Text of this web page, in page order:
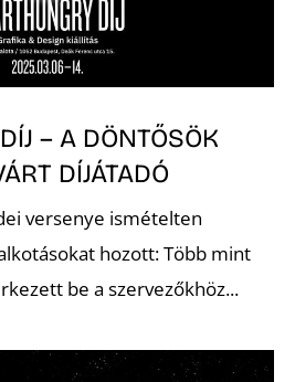
– A DÖNTŐSÖK
DÍJÁTADÓ
versenye ismételten
hozott: Több mint
be a szervezőkhöz...